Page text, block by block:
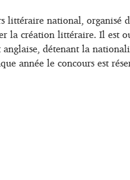
littéraire national,
la création littéraire. Il est
anglaise, détenant la
année le concours est